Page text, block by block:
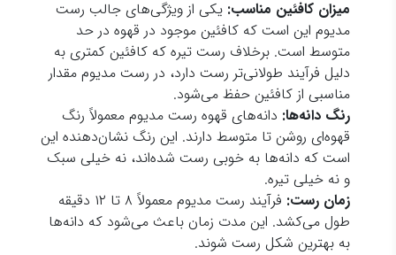
میزان کافئین مناسب: یکی از ویژگی‌های جالب رست
مدیوم این است که کافئین موجود در قهوه در حد
متوسط است. برخلاف رست تیره که کافئین کمتری به
دلیل فرآیند طولانی‌تر رست دارد، در رست مدیوم مقدار
مناسبی از کافئین حفظ می‌شود.
رنگ دانه‌ها: دانه‌های قهوه رست مدیوم معمولاً رنگ
قهوه‌ای روشن تا متوسط دارند. این رنگ نشان‌دهنده این
است که دانه‌ها به خوبی رست شده‌اند، نه خیلی سبک
و نه خیلی تیره.
زمان رست:
فرآیند رست مدیوم معمولاً ۸ تا ۱۲ دقیقه
طول می‌کشد. این مدت زمان باعث می‌شود که دانه‌ها
به بهترین شکل رست شوند.